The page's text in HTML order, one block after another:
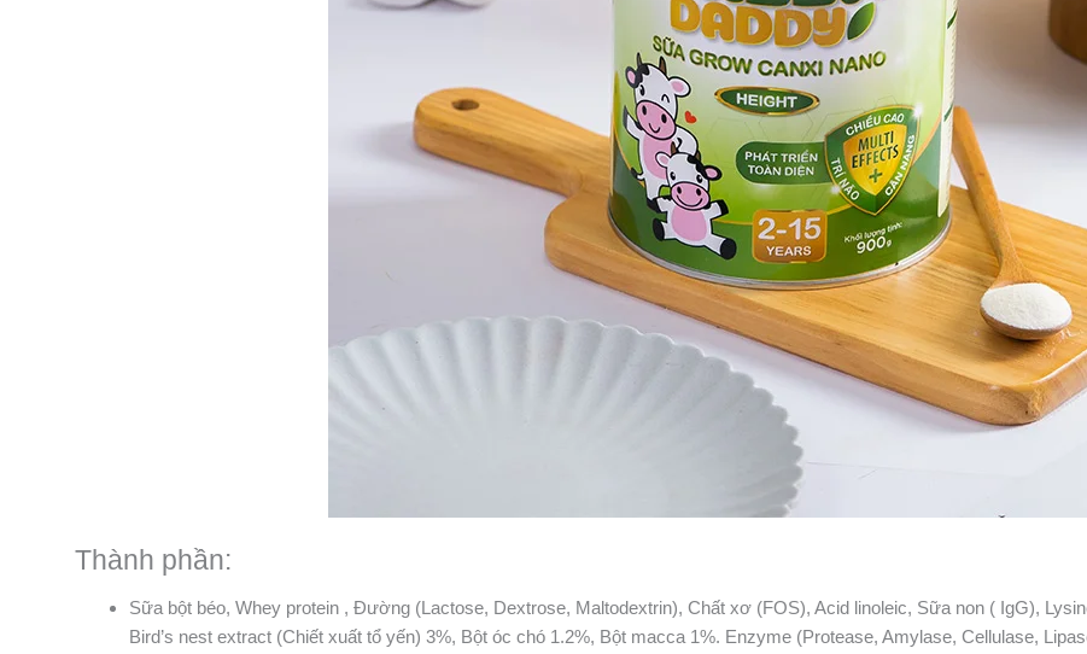
Thành phần:
Sữa bột béo, Whey protein , Đường (Lactose, Dextrose, Maltodextrin), Chất xơ (FOS), Acid linoleic, Sữa non ( IgG),
Bird’s nest extract (Chiết xuất tổ yến) 3%, Bột óc chó 1.2%, Bột macca 1%. Enzyme (Protease, Amylase, Cellulase,